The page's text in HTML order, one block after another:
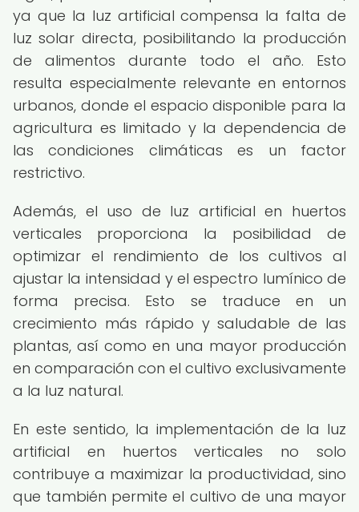
ya que la luz artificial compensa la falta de
luz solar directa, posibilitando la producción
de alimentos durante todo el año. Esto
resulta especialmente relevante en entornos
urbanos, donde el espacio disponible para la
agricultura es limitado y la dependencia de
las condiciones climáticas es un factor
restrictivo.
Además, el uso de luz artificial en huertos
verticales proporciona la posibilidad de
optimizar el rendimiento de los cultivos al
ajustar la intensidad y el espectro lumínico de
forma precisa. Esto se traduce en un
crecimiento más rápido y saludable de las
plantas, así como en una mayor producción
en comparación con el cultivo exclusivamente
a la luz natural.
En este sentido, la implementación de la luz
artificial en huertos verticales no solo
contribuye a maximizar la productividad, sino
que también permite el cultivo de una mayor